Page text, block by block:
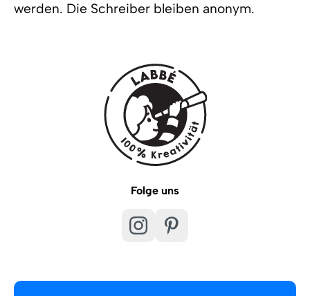
werden. Die Schreiber bleiben anonym.
Folge uns